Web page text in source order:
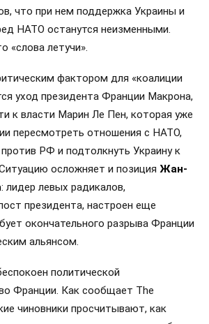
что при нем поддержка Украины и
НАТО останутся неизменными.
«слова летучи».
фактором для «коалиции
уход президента Франции Макрона,
к власти Марин Ле Пен, которая уже
пересмотреть отношения с НАТО,
РФ и подтолкнуть Украину к
осложняет и позиция Жан-
: лидер левых радикалов,
президента, настроен еще
окончательного разрыва Франции
альянсом.
политической
Франции. Как сообщает The
чиновники просчитывают, как